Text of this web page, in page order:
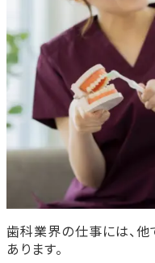
歯科業界の仕事には、
あります。